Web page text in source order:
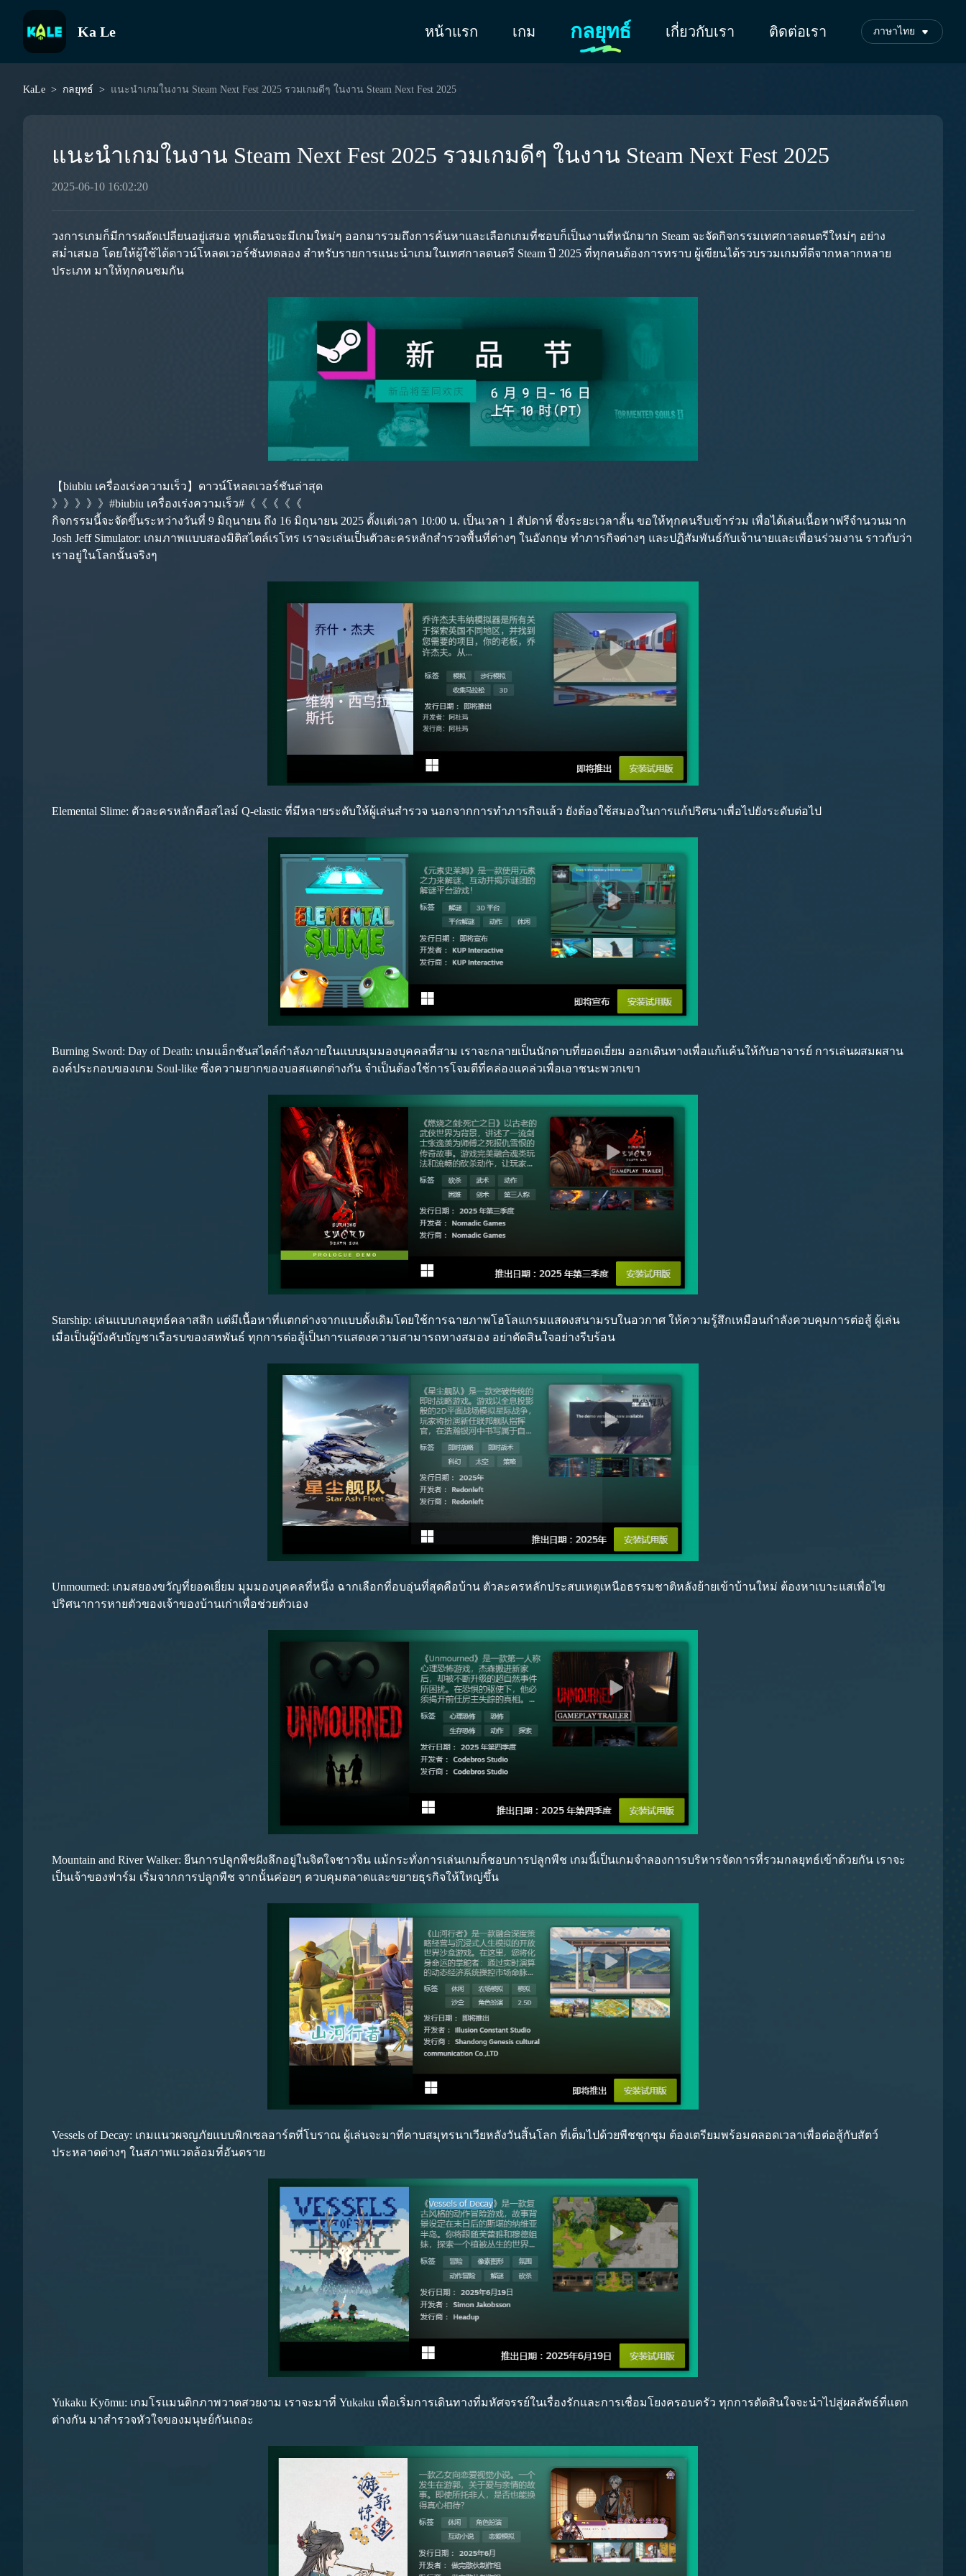
Ka Le หน้าแรก เกม กลยุทธ์ เกี่ยวกับเรา ติดต่อเรา ภาษาไทย
KaLe กลยุทธ์ แนะนำเกมในงาน Steam Next Fest 2025 รวมเกมดีๆ ในงาน Steam Next Fest 2025
แนะนำเกมในงาน Steam Next Fest 2025 รวมเกมดีๆ ในงาน Steam Next Fest 2025
2025-06-10 16:02:20
วงการเกมก็มีการผลัดเปลี่ยนอยู่เสมอ ทุกเดือนจะมีเกมใหม่ๆ ออกมารวมถึงการค้นหาและเลือกเกมที่ชอบก็เป็นงานที่หนักมาก Steam จะจัดกิจกรรมเทศกาลดนตรีใหม่ๆ อย่าง
สม่ำเสมอ โดยให้ผู้ใช้ได้ดาวน์โหลดเวอร์ชันทดลอง สำหรับรายการแนะนำเกมในเทศกาลดนตรี Steam ปี 2025 ที่ทุกคนต้องการทราบ ผู้เขียนได้รวบรวมเกมที่ดีจากหลากหลาย
ประเภท มาให้ทุกคนชมกัน
【biubiu เครื่องเร่งความเร็ว】ดาวน์โหลดเวอร์ชันล่าสุด
》》》》》#biubiu เครื่องเร่งความเร็ว#《《《《《
กิจกรรมนี้จะจัดขึ้นระหว่างวันที่ 9 มิถุนายน ถึง 16 มิถุนายน 2025 ตั้งแต่เวลา 10:00 น. เป็นเวลา 1 สัปดาห์ ซึ่งระยะเวลาสั้น ขอให้ทุกคนรีบเข้าร่วม เพื่อได้เล่นเนื้อหาฟรีจำนวนมาก
Josh Jeff Simulator: เกมภาพแบบสองมิติสไตล์เรโทร เราจะเล่นเป็นตัวละครหลักสำรวจพื้นที่ต่างๆ ในอังกฤษ ทำภารกิจต่างๆ และปฏิสัมพันธ์กับเจ้านายและเพื่อนร่วมงาน ราวกับว่า
เราอยู่ในโลกนั้นจริงๆ
Elemental Slime: ตัวละครหลักคือสไลม์ Q-elastic ที่มีหลายระดับให้ผู้เล่นสำรวจ นอกจากการทำภารกิจแล้ว ยังต้องใช้สมองในการแก้ปริศนาเพื่อไปยังระดับต่อไป
Burning Sword: Day of Death: เกมแอ็กชันสไตล์กำลังภายในแบบมุมมองบุคคลที่สาม เราจะกลายเป็นนักดาบที่ยอดเยี่ยม ออกเดินทางเพื่อแก้แค้นให้กับอาจารย์ การเล่นผสมผสาน
องค์ประกอบของเกม Soul-like ซึ่งความยากของบอสแตกต่างกัน จำเป็นต้องใช้การโจมตีที่คล่องแคล่วเพื่อเอาชนะพวกเขา
Starship: เล่นแบบกลยุทธ์คลาสสิก แต่มีเนื้อหาที่แตกต่างจากแบบดั้งเดิมโดยใช้การฉายภาพโฮโลแกรมแสดงสนามรบในอวกาศ ให้ความรู้สึกเหมือนกำลังควบคุมการต่อสู้ ผู้เล่น
เมื่อเป็นผู้บังคับบัญชาเรือรบของสหพันธ์ ทุกการต่อสู้เป็นการแสดงความสามารถทางสมอง อย่าตัดสินใจอย่างรีบร้อน
Unmourned: เกมสยองขวัญที่ยอดเยี่ยม มุมมองบุคคลที่หนึ่ง ฉากเลือกที่อบอุ่นที่สุดคือบ้าน ตัวละครหลักประสบเหตุเหนือธรรมชาติหลังย้ายเข้าบ้านใหม่ ต้องหาเบาะแสเพื่อไข
ปริศนาการหายตัวของเจ้าของบ้านเก่าเพื่อช่วยตัวเอง
Mountain and River Walker: ยีนการปลูกพืชฝังลึกอยู่ในจิตใจชาวจีน แม้กระทั่งการเล่นเกมก็ชอบการปลูกพืช เกมนี้เป็นเกมจำลองการบริหารจัดการที่รวมกลยุทธ์เข้าด้วยกัน เราจะ
เป็นเจ้าของฟาร์ม เริ่มจากการปลูกพืช จากนั้นค่อยๆ ควบคุมตลาดและขยายธุรกิจให้ใหญ่ขึ้น
Vessels of Decay: เกมแนวผจญภัยแบบพิกเซลอาร์ตที่โบราณ ผู้เล่นจะมาที่คาบสมุทรนาเวียหลังวันสิ้นโลก ที่เต็มไปด้วยพืชชุกชุม ต้องเตรียมพร้อมตลอดเวลาเพื่อต่อสู้กับสัตว์
ประหลาดต่างๆ ในสภาพแวดล้อมที่อันตราย
Yukaku Kyōmu: เกมโรแมนติกภาพวาดสวยงาม เราจะมาที่ Yukaku เพื่อเริ่มการเดินทางที่มหัศจรรย์ในเรื่องรักและการเชื่อมโยงครอบครัว ทุกการตัดสินใจจะนำไปสู่ผลลัพธ์ที่แตก
ต่างกัน มาสำรวจหัวใจของมนุษย์กันเถอะ